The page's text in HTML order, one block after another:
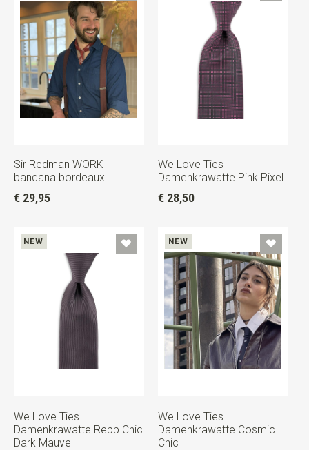
Sir Redman WORK
bandana bordeaux
€ 29,95
We Love Ties
Damenkrawatte Pink Pixel
€ 28,50
NEW
We Love Ties
Damenkrawatte Repp Chic
Dark Mauve
NEW
We Love Ties
Damenkrawatte Cosmic
Chic